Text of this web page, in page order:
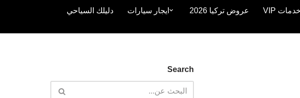
خدمات VIP عروض تركيا 2026 ايجار سيارات
دليلك السياحي
Search